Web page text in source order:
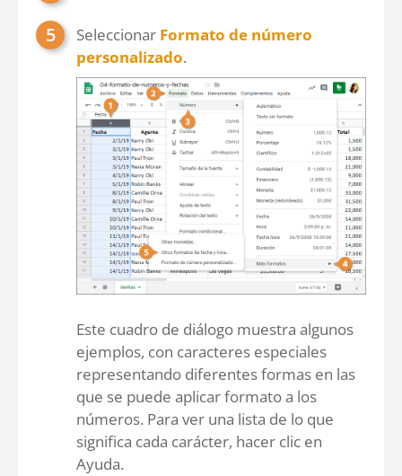
Seleccionar Formato de número
personalizado.
Este cuadro de diálogo muestra algunos
ejemplos, con caracteres especiales
representando diferentes formas en las
que se puede aplicar formato a los
números. Para ver una lista de lo que
significa cada carácter, hacer clic en
Ayuda.